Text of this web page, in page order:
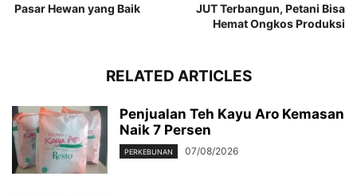
Pasar Hewan yang Baik
JUT Terbangun, Petani Bisa
Hemat Ongkos Produksi
RELATED ARTICLES
Penjualan Teh Kayu Aro Kemasan
Naik 7 Persen
PERKEBUNAN 07/08/2026